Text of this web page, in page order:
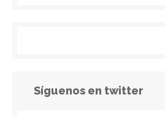
Síguenos en twitter